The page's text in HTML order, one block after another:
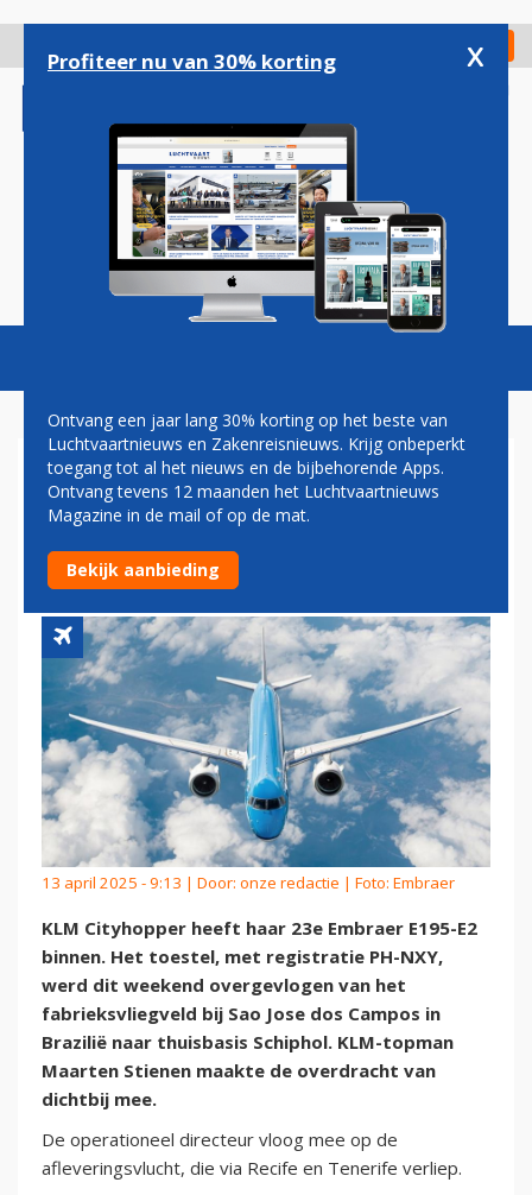
gaan
Check in
Magazine Podcasts Vacatures
KLM-TOPMAN HAALT
NIEUWSTE EMBRAER E195-
E2 OP IN BRAZILIË
13 april 2025 - 9:13 | Door: onze redactie | Foto: Embraer
KLM Cityhopper heeft haar 23e Embraer E195-E2
binnen. Het toestel, met registratie PH-NXY,
werd dit weekend overgevlogen van het
fabrieksvliegveld bij Sao Jose dos Campos in
Brazilië naar thuisbasis Schiphol. KLM-topman
Maarten Stienen maakte de overdracht van
dichtbij mee.
De operationeel directeur vloog mee op de
afleveringsvlucht, die via Recife en Tenerife verliep.
Profiteer nu van 30% korting x
Ontvang een jaar lang 30% korting op het beste van
Luchtvaartnieuws en Zakenreisnieuws. Krijg onbeperkt
toegang tot al het nieuws en de bijbehorende Apps.
Ontvang tevens 12 maanden het Luchtvaartnieuws
Magazine in de mail of op de mat.
Bekijk aanbieding